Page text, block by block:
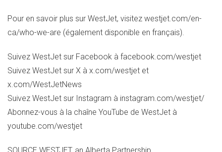
Pour en savoir plus sur WestJet, visitez westjet.com/en-
ca/who-we-are (également disponible en français).
Suivez WestJet sur Facebook à facebook.com/westjet
Suivez WestJet sur X à x.com/westjet et
x.com/WestJetNews
Suivez WestJet sur Instagram à instagram.com/westjet/
Abonnez-vous à la chaîne YouTube de WestJet à
youtube.com/westjet